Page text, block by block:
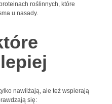
roślinnych, które
u nasady.
nawilżają, ale też wspierają
się: